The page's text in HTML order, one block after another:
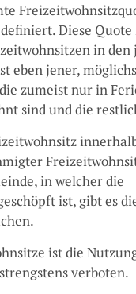
Diese
in den
eben jener,
zumeist nur in
sind und die
in welcher die
ist, gibt es
ist die
verboten.